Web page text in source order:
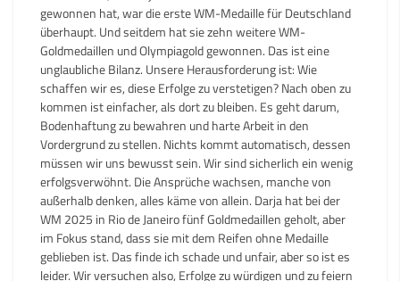
gewonnen hat, war die erste WM-Medaille für Deutschland
überhaupt. Und seitdem hat sie zehn weitere WM-
Goldmedaillen und Olympiagold gewonnen. Das ist eine
unglaubliche Bilanz. Unsere Herausforderung ist: Wie
schaffen wir es, diese Erfolge zu verstetigen? Nach oben zu
kommen ist einfacher, als dort zu bleiben. Es geht darum,
Bodenhaftung zu bewahren und harte Arbeit in den
Vordergrund zu stellen. Nichts kommt automatisch, dessen
müssen wir uns bewusst sein. Wir sind sicherlich ein wenig
erfolgsverwöhnt. Die Ansprüche wachsen, manche von
außerhalb denken, alles käme von allein. Darja hat bei der
WM 2025 in Rio de Janeiro fünf Goldmedaillen geholt, aber
im Fokus stand, dass sie mit dem Reifen ohne Medaille
geblieben ist. Das finde ich schade und unfair, aber so ist es
leider. Wir versuchen also, Erfolge zu würdigen und zu feiern